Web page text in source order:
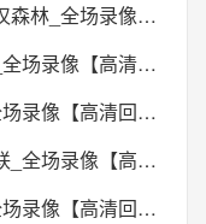
2026年05月24日 伯恩茅斯VS诺丁汉森林_全场录像【高清回放】
2026年05月24日 切尔西VS桑德兰_全场录像【高清回放】
2026年05月24日 埃弗顿VS热刺_全场录像【高清回放】
2026年05月24日 利兹联VS西汉姆联_全场录像【高清回放】
2026年05月20日 热刺VS切尔西_全场录像【高清回放】